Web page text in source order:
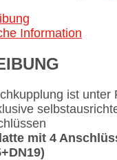
Information
ist unter
mit 4